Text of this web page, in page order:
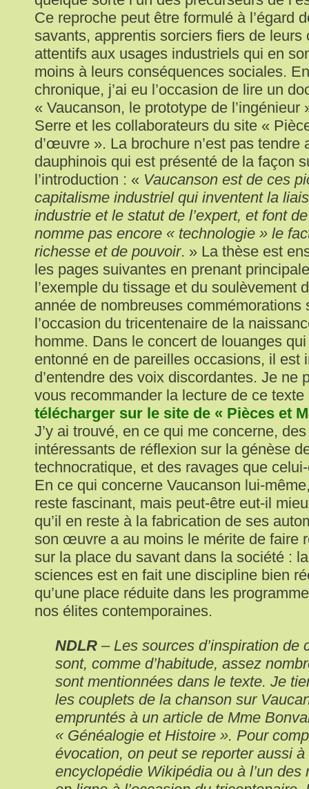
Ce reproche peut être formulé à l’égard
savants, apprentis sorciers fiers de leurs
attentifs aux usages industriels qui en
moins à leurs conséquences sociales.
chronique, j’ai eu l’occasion de lire un
« Vaucanson, le prototype de l’ingénieur
Serre et les collaborateurs du site «
d’œuvre ». La brochure n’est pas tendre
dauphinois qui est présenté de la façon
l’introduction : « Vaucanson est de ces
capitalisme industriel qui inventent la
industrie et le statut de l’expert, et font
nomme pas encore « technologie » le
richesse et de pouvoir. » La thèse est
les pages suivantes en prenant
l’exemple du tissage et du soulèvement
année de nombreuses commémorations
l’occasion du tricentenaire de la
homme. Dans le concert de louanges
entonné en de pareilles occasions, il est
d’entendre des voix discordantes. Je ne
vous recommander la lecture de ce texte
télécharger sur le site de « Pièces et
J’y ai trouvé, en ce qui me concerne,
intéressants de réflexion sur la génèse
technocratique, et des ravages que
En ce qui concerne Vaucanson lui-
reste fascinant, mais peut-être eut-il
qu’il en reste à la fabrication de ses
son œuvre a au moins le mérite de faire
sur la place du savant dans la société :
sciences est en fait une discipline bien
qu’une place réduite dans les
nos élites contemporaines.
NDLR – Les sources d’inspiration de
sont, comme d’habitude, assez
sont mentionnées dans le texte. Je
les couplets de la chanson sur
empruntés à un article de Mme
« Généalogie et Histoire ». Pour
évocation, on peut se reporter aussi à
encyclopédie Wikipédia ou à l’un des